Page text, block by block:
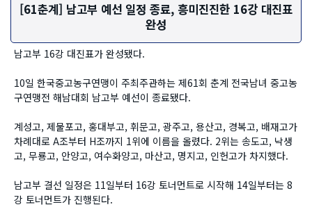
[61춘계] 남고부 예선 일정 종료, 흥미진진한 16강 대진표
완성
남고부 16강 대진표가 완성됐다.
10일 한국중고농구연맹이 주최주관하는 제61회 춘계 전국남녀 중고농
구연맹전 해남대회 남고부 예선이 종료됐다.
계성고, 제물포고, 홍대부고, 휘문고, 광주고, 용산고, 경복고, 배재고가
차례대로 A조부터 H조까지 1위에 이름을 올렸다. 2위는 송도고, 낙생
고, 무룡고, 안양고, 여수화양고, 마산고, 명지고, 인헌고가 차지했다.
남고부 결선 일정은 11일부터 16강 토너먼트로 시작해 14일부터는 8
강 토너먼트가 진행된다.